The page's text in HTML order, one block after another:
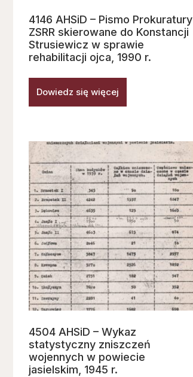
4146 AHSiD – Pismo Prokuratury
ZSRR skierowane do Konstancji
Strusiewicz w sprawie
rehabilitacji ojca, 1990 r.
Dowiedz się więcej
4504 AHSiD – Wykaz
statystyczny zniszczeń
wojennych w powiecie
jasielskim, 1945 r.